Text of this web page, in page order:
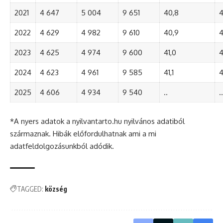
2021 4 647 5 004 9 651 40,8
2022 4 629 4 982 9 610 40,9
2023 4 625 4 974 9 600 41,0
2024 4 623 4 961 9 585 41,1
2025 4 606 4 934 9 540 .. ..
*A nyers adatok a nyilvantarto.hu nyilvános adatiból
származnak. Hibák előfordulhatnak ami a mi
adatfeldolgozásunkból adódik.
TAGGED: község